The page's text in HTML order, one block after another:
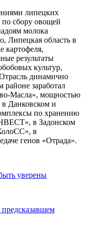
липецких
по сбору овощей
молока
Липецкая область в
картофеля,
результаты
культур,
динамично
районе заработал
Масла», мощностью
в Данковском и
по хранению
в Задонском
в
генов «Отрада».
уверены